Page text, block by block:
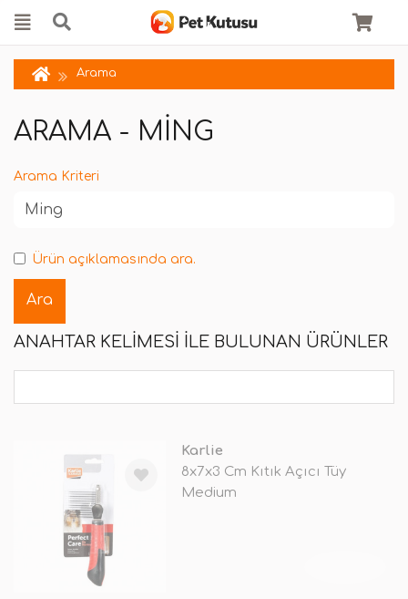
Arama
ARAMA - MING
Arama Kriteri
Ürün açıklamasında ara.
ANAHTAR KELIMESI ILE BULUNAN ÜRÜNLER
Karlie
8x7x3 Cm Kıtık Açıcı Tüy
Medium